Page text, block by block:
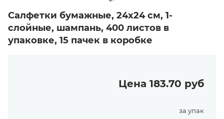
Салфетки бумажные, 24х24 см, 1-
слойные, шампань, 400 листов в
упаковке, 15 пачек в коробке
Цена 183.70 руб
за упак